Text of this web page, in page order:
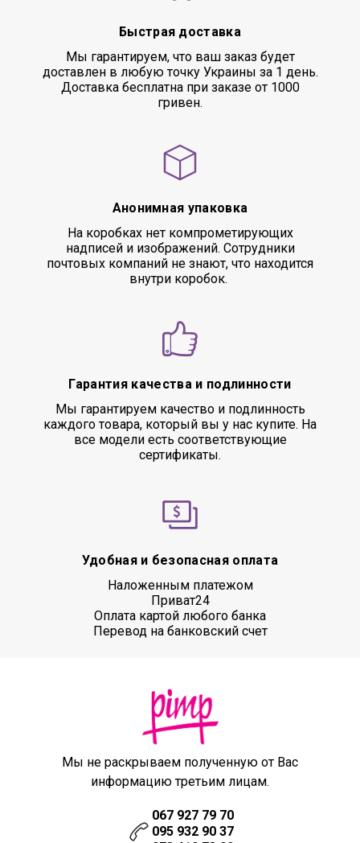
Быстрая доставка
Мы гарантируем, что ваш заказ будет
доставлен в любую точку Украины за 1 день.
Доставка бесплатна при заказе от 1000
гривен.
Анонимная упаковка
На коробках нет компрометирующих
надписей и изображений. Сотрудники
почтовых компаний не знают, что находится
внутри коробок.
Гарантия качества и подлинности
Мы гарантируем качество и подлинность
каждого товара, который вы у нас купите. На
все модели есть соответствующие
сертификаты.
Удобная и безопасная оплата
Наложенным платежом
Приват24
Оплата картой любого банка
Перевод на банковский счет
Мы не раскрываем полученную от Вас
информацию третьим лицам.
067 927 79 70
095 932 90 37